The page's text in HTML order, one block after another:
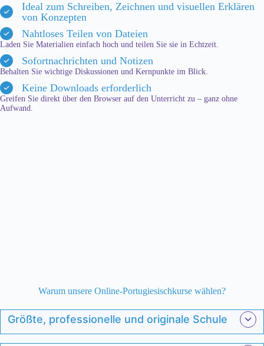
Ideal zum Schreiben, Zeichnen und visuellen Erklären
von Konzepten
Nahtloses Teilen von Dateien
Laden Sie Materialien einfach hoch und teilen Sie sie in Echtzeit.
Sofortnachrichten und Notizen
Behalten Sie wichtige Diskussionen und Kernpunkte im Blick.
Keine Downloads erforderlich
Greifen Sie direkt über den Browser auf den Unterricht zu – ganz ohne
Aufwand.
Warum unsere Online-Portugiesischkurse wählen?
Größte, professionelle und originale Schule